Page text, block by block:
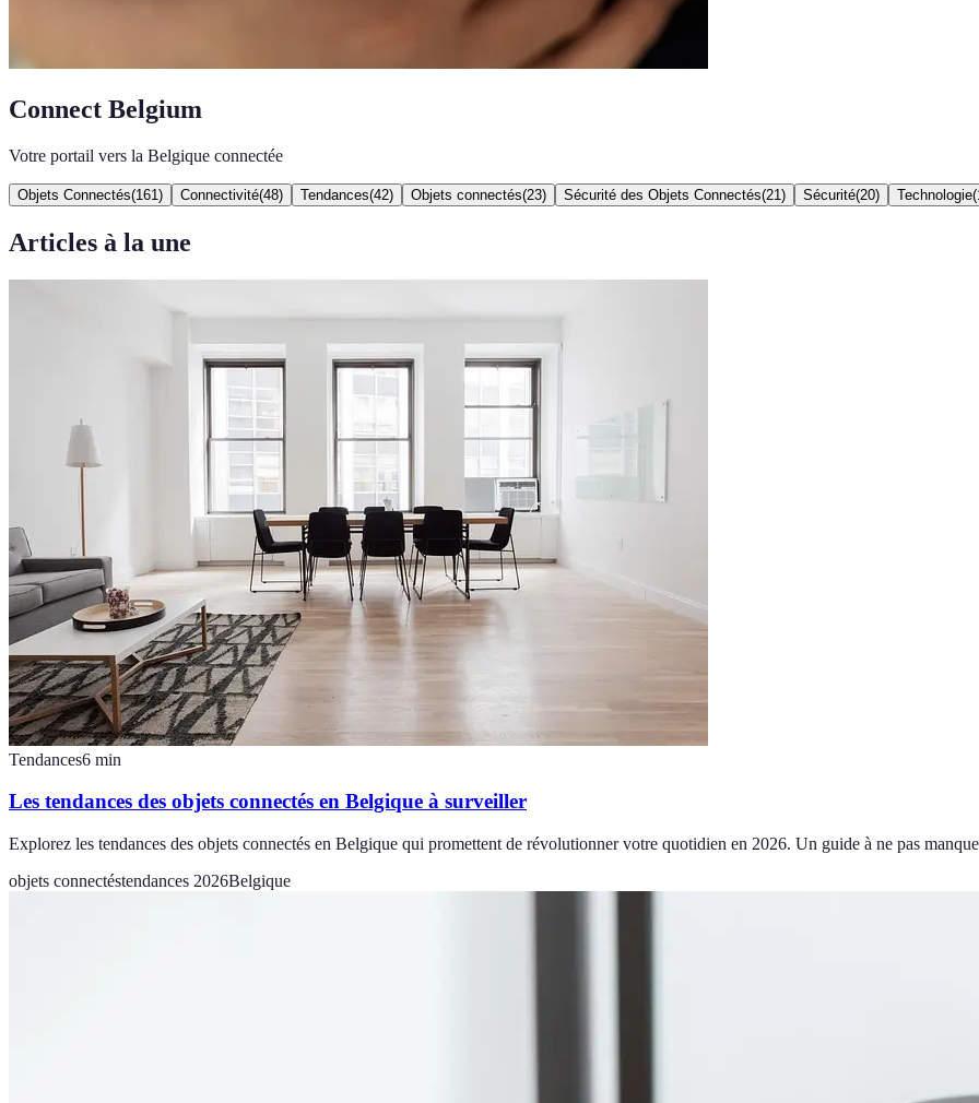
Connect Belgium
Votre portail vers la Belgique connectée
Objets Connectés(161 ) Connectivité(48) Tendances(42) Objets connectés(23) Sécurité des Objets Connectés(21 ) Sécurité(20) Technologie(
Articles à la une
Tendances6 min
Les tendances des objets connectés en Belgique à surveiller
Explorez les tendances des objets connectés en Belgique qui promettent de révolutionner votre quotidien en 2026. Un guide à ne pas
objets connectéstendances 2026Belgique